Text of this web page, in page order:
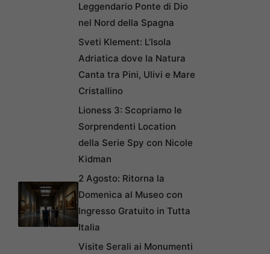
Leggendario Ponte di Dio
nel Nord della Spagna
Sveti Klement: L’Isola
Adriatica dove la Natura
Canta tra Pini, Ulivi e Mare
Cristallino
Lioness 3: Scopriamo le
Sorprendenti Location
della Serie Spy con Nicole
Kidman
2 Agosto: Ritorna la
Domenica al Museo con
Ingresso Gratuito in Tutta
Italia
Visite Serali ai Monumenti